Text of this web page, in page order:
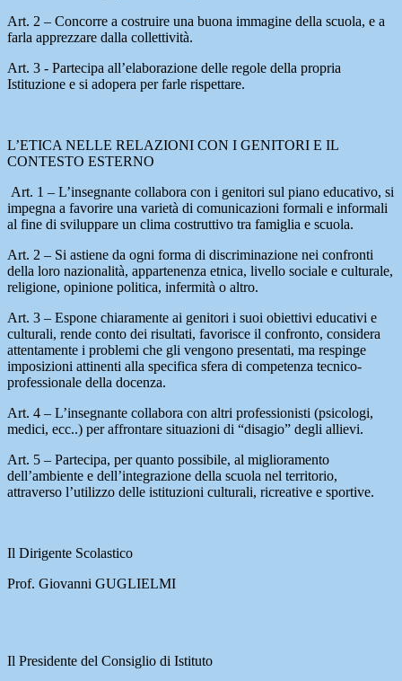
Art. 2 – Concorre a costruire una buona immagine della scuola, e a
farla apprezzare dalla collettività.
Art. 3 - Partecipa all’elaborazione delle regole della propria
Istituzione e si adopera per farle rispettare.
L’ETICA NELLE RELAZIONI CON I GENITORI E IL
CONTESTO ESTERNO
Art. 1 – L’insegnante collabora con i genitori sul piano educativo, si
impegna a favorire una varietà di comunicazioni formali e informali
al fine di sviluppare un clima costruttivo tra famiglia e scuola.
Art. 2 – Si astiene da ogni forma di discriminazione nei confronti
della loro nazionalità, appartenenza etnica, livello sociale e culturale,
religione, opinione politica, infermità o altro.
Art. 3 – Espone chiaramente ai genitori i suoi obiettivi educativi e
culturali, rende conto dei risultati, favorisce il confronto, considera
attentamente i problemi che gli vengono presentati, ma respinge
imposizioni attinenti alla specifica sfera di competenza tecnico-
professionale della docenza.
Art. 4 – L’insegnante collabora con altri professionisti (psicologi,
medici, ecc..) per affrontare situazioni di “disagio” degli allievi.
Art. 5 – Partecipa, per quanto possibile, al miglioramento
dell’ambiente e dell’integrazione della scuola nel territorio,
attraverso l’utilizzo delle istituzioni culturali, ricreative e sportive.
Il Dirigente Scolastico
Prof. Giovanni GUGLIELMI
Il Presidente del Consiglio di Istituto